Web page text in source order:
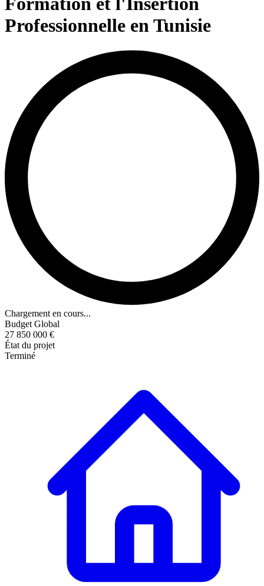
Professionnelle en Tunisie
Chargement en cours...
Budget Global
27 850 000 €
État du projet
Terminé